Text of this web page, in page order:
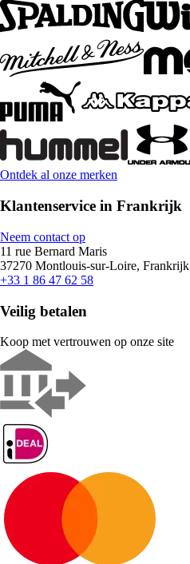
Ontdek al onze merken
Klantenservice in Frankrijk
Neem contact op
11 rue Bernard Maris
37270 Montlouis-sur-Loire, Frankrijk
+33 1 86 47 62 58
Veilig betalen
Koop met vertrouwen op onze site